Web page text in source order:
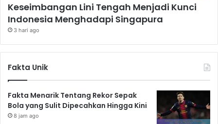
Keseimbangan Lini Tengah Menjadi Kunci
Indonesia Menghadapi Singapura
3 hari ago
Fakta Unik
Fakta Menarik Tentang Rekor Sepak
Bola yang Sulit Dipecahkan Hingga Kini
8 jam ago